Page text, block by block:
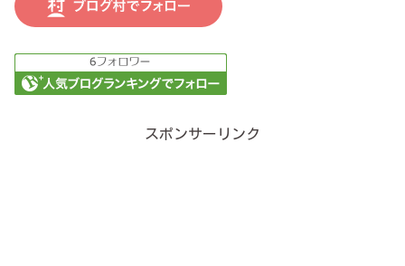
スポンサーリンク